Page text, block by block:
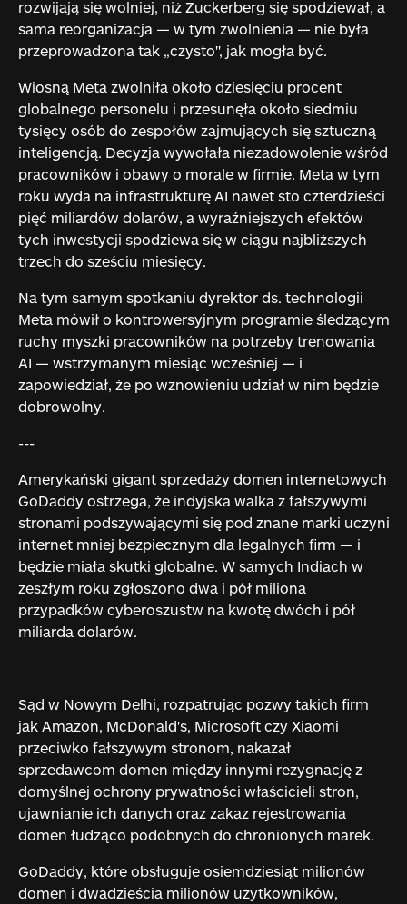
rozwijają się wolniej, niż Zuckerberg się spodziewał, a
sama reorganizacja — w tym zwolnienia — nie była
przeprowadzona tak „czysto", jak mogła być.
Wiosną Meta zwolniła około dziesięciu procent
globalnego personelu i przesunęła około siedmiu
tysięcy osób do zespołów zajmujących się sztuczną
inteligencją. Decyzja wywołała niezadowolenie wśród
pracowników i obawy o morale w firmie. Meta w tym
roku wyda na infrastrukturę AI nawet sto czterdzieści
pięć miliardów dolarów, a wyraźniejszych efektów
tych inwestycji spodziewa się w ciągu najbliższych
trzech do sześciu miesięcy.
Na tym samym spotkaniu dyrektor ds. technologii
Meta mówił o kontrowersyjnym programie śledzącym
ruchy myszki pracowników na potrzeby trenowania
AI — wstrzymanym miesiąc wcześniej — i
zapowiedział, że po wznowieniu udział w nim będzie
dobrowolny.
---
Amerykański gigant sprzedaży domen internetowych
GoDaddy ostrzega, że indyjska walka z fałszywymi
stronami podszywającymi się pod znane marki uczyni
internet mniej bezpiecznym dla legalnych firm — i
będzie miała skutki globalne. W samych Indiach w
zeszłym roku zgłoszono dwa i pół miliona
przypadków cyberoszustw na kwotę dwóch i pół
miliarda dolarów.
Sąd w Nowym Delhi, rozpatrując pozwy takich firm
jak Amazon, McDonald's, Microsoft czy Xiaomi
przeciwko fałszywym stronom, nakazał
sprzedawcom domen między innymi rezygnację z
domyślnej ochrony prywatności właścicieli stron,
ujawnianie ich danych oraz zakaz rejestrowania
domen łudząco podobnych do chronionych marek.
GoDaddy, które obsługuje osiemdziesiąt milionów
domen i dwadzieścia milionów użytkowników,